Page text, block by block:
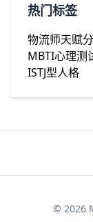
热门标签
物流师天赋
MBTI心理测
ISTJ型人格
© 2026